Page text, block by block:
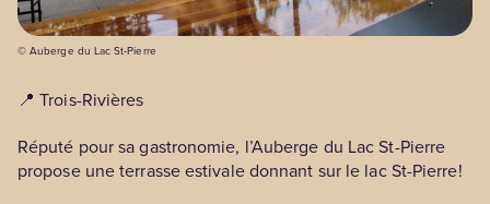
© Auberge du Lac St-Pierre
📍 Trois-Rivières
Réputé pour sa gastronomie, l’Auberge du Lac St-Pierre
propose une terrasse estivale donnant sur le lac St-Pierre!